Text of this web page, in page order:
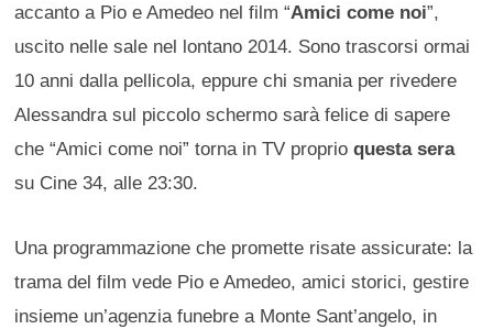
accanto a Pio e Amedeo nel film “Amici come noi”,
uscito nelle sale nel lontano 2014. Sono trascorsi ormai
10 anni dalla pellicola, eppure chi smania per rivedere
Alessandra sul piccolo schermo sarà felice di sapere
che “Amici come noi” torna in TV proprioquesta sera
su Cine 34, alle 23:30.
Una programmazione che promette risate assicurate: la
trama del film vede Pio e Amedeo, amici storici, gestire
insieme un’agenzia funebre a Monte Sant’angelo, in